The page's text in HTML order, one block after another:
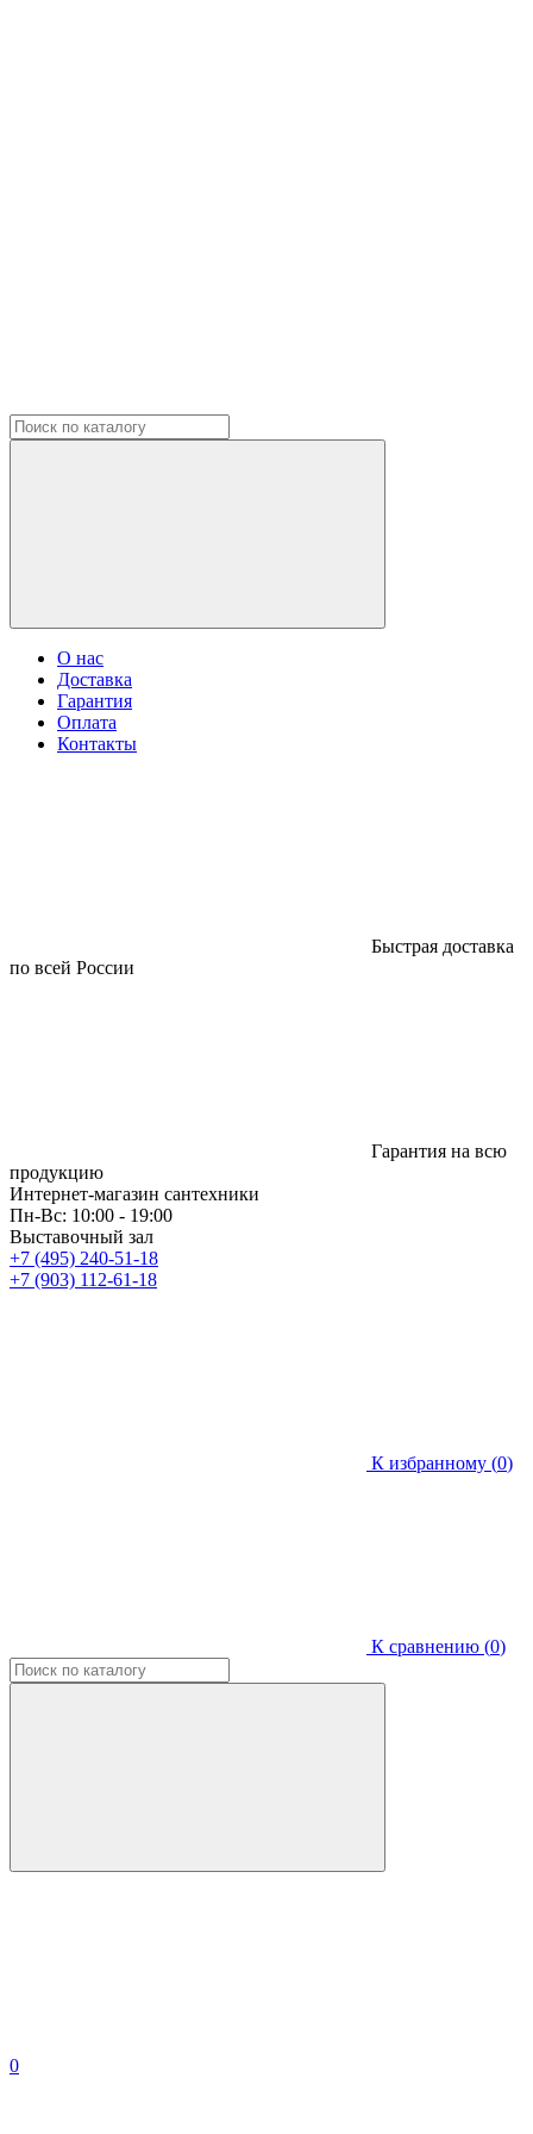
О нас
Доставка
Гарантия
Оплата
Контакты
Быстрая доставка
по всей России
Гарантия на всю
продукцию
Интернет-магазин сантехники
Пн-Вс: 10:00 - 19:00
Выставочный зал
+7 (495) 240-51-18
+7 (903) 112-61-18
К избранному (0)
К сравнению (0)
0